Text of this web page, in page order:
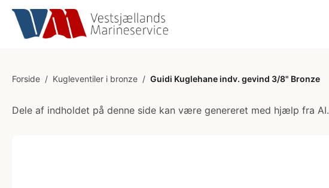
Forside / Kugleventiler i bronze / Guidi Kuglehane indv. gevind 3/8" Bronze
Dele af indholdet på denne side kan være genereret med hjælp fra AI.